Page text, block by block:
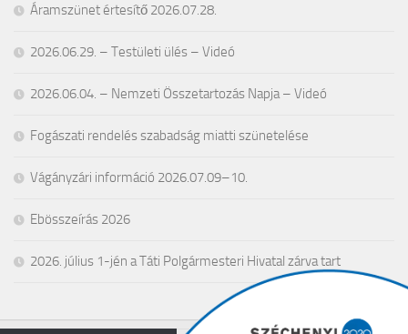
Áramszünet értesítő 2026.07.28.
2026.06.29. – Testületi ülés – Videó
2026.06.04. – Nemzeti Összetartozás Napja – Videó
Fogászati rendelés szabadság miatti szünetelése
Vágányzári információ 2026.07.09–10.
Ebösszeírás 2026
2026. július 1-jén a Táti Polgármesteri Hivatal zárva tart